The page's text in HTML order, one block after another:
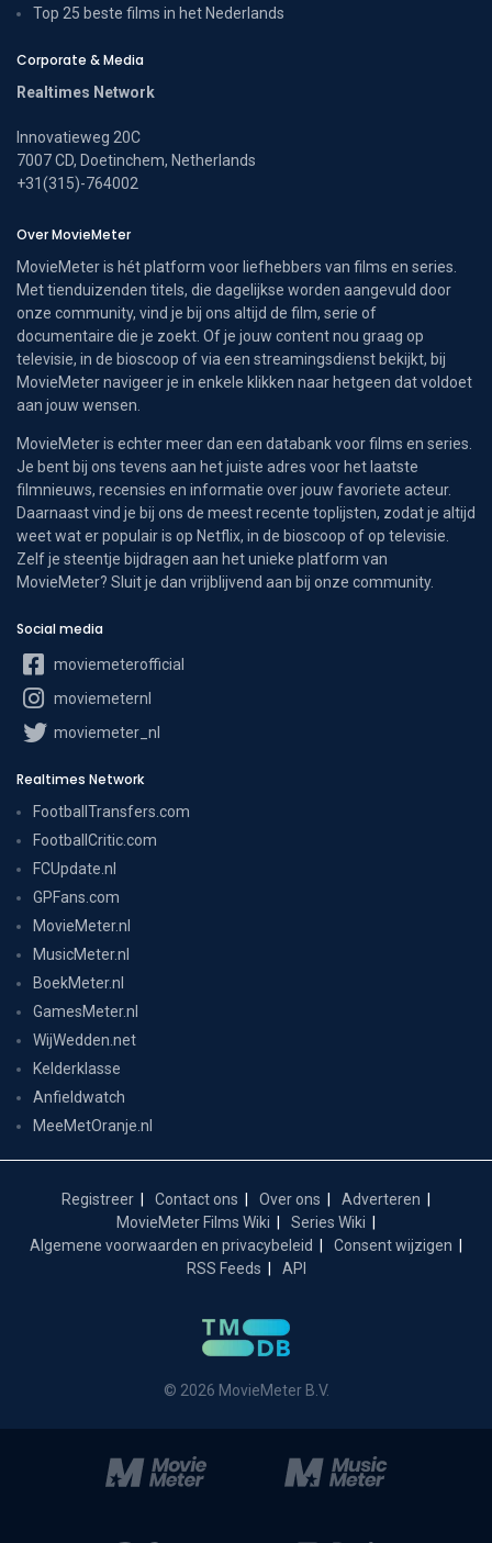
Top 25 beste films in het Nederlands
Corporate & Media
Realtimes Network
Innovatieweg 20C
7007 CD, Doetinchem, Netherlands
+31(315)-764002
Over MovieMeter
MovieMeter is hét platform voor liefhebbers van films en series.
Met tienduizenden titels, die dagelijkse worden aangevuld door
onze community, vind je bij ons altijd de film, serie of
documentaire die je zoekt. Of je jouw content nou graag op
televisie, in de bioscoop of via een streamingsdienst bekijkt, bij
MovieMeter navigeer je in enkele klikken naar hetgeen dat voldoet
aan jouw wensen.
MovieMeter is echter meer dan een databank voor films en series.
Je bent bij ons tevens aan het juiste adres voor het laatste
filmnieuws, recensies en informatie over jouw favoriete acteur.
Daarnaast vind je bij ons de meest recente toplijsten, zodat je altijd
weet wat er populair is op Netflix, in de bioscoop of op televisie.
Zelf je steentje bijdragen aan het unieke platform van
MovieMeter? Sluit je dan vrijblijvend aan bij onze community.
Social media
moviemeterofficial
moviemeternl
moviemeter_nl
Realtimes Network
FootballTransfers.com
FootballCritic.com
FCUpdate.nl
GPFans.com
MovieMeter.nl
MusicMeter.nl
BoekMeter.nl
GamesMeter.nl
WijWedden.net
Kelderklasse
Anfieldwatch
MeeMetOranje.nl
Registreer Contact ons Over ons
Adverteren
MovieMeter Films Wiki
Series Wiki
Algemene voorwaarden en privacybeleid
Consent wijzigen
RSS Feeds
API
© 2026 MovieMeter B.V.